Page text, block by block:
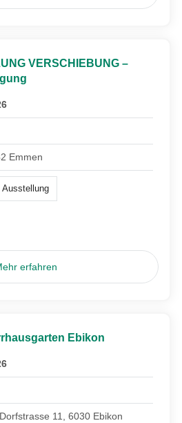
VERSCHIEBUNG –
Emmen
Ausstellung
erfahren
Ebikon
11, 6030 Ebikon